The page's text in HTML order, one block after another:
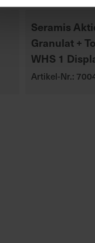
Seramis
Granulat +
WHS 1
Artikel-Nr.: